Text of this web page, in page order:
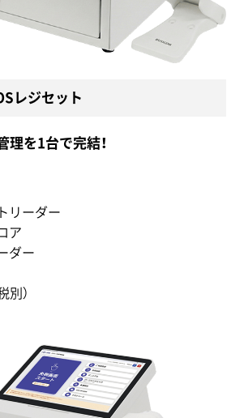
レジセット
理を1台で完結！
リーダー
ア
ダー
別）